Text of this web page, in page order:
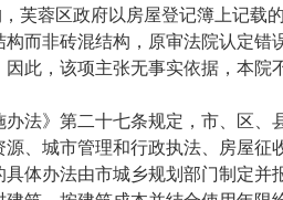
芙蓉区政府以房屋登记簿上记载
构而非砖混结构，原审法院认定
此，该项主张无事实依据，本院
》第二十七条规定，市、区、
、城市管理和行政执法、房屋征
体办法由市城乡规划部门制定并